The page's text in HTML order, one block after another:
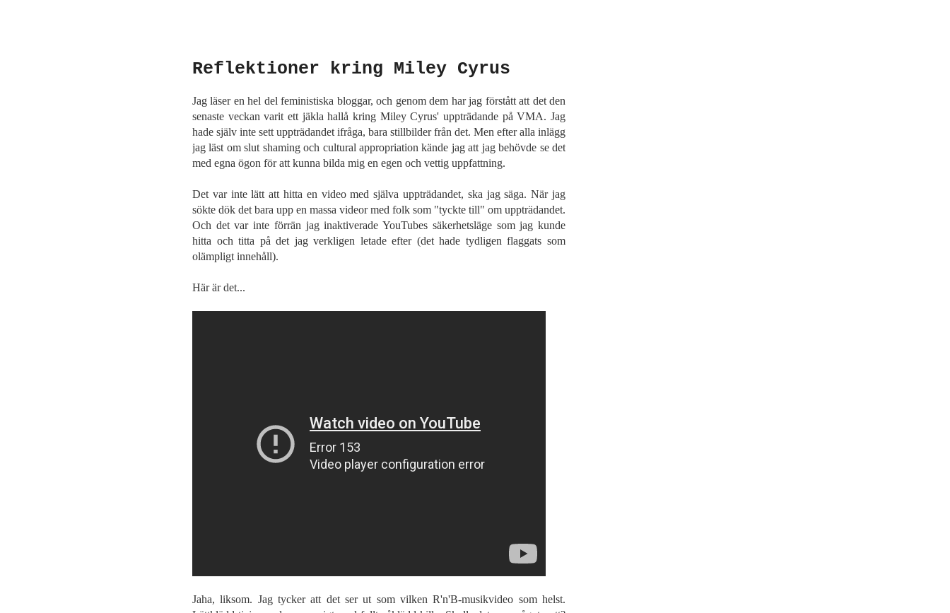
Reflektioner kring Miley Cyrus
Jag läser en hel del feministiska bloggar, och genom dem har jag förstått att det den
senaste veckan varit ett jäkla hallå kring Miley Cyrus' uppträdande på VMA. Jag
hade själv inte sett uppträdandet ifråga, bara stillbilder från det. Men efter alla inlägg
jag läst om slut shaming och cultural appropriation kände jag att jag behövde se det
med egna ögon för att kunna bilda mig en egen och vettig uppfattning.
Det var inte lätt att hitta en video med själva uppträdandet, ska jag säga. När jag
sökte dök det bara upp en massa videor med folk som "tyckte till" om uppträdandet.
Och det var inte förrän jag inaktiverade YouTubes säkerhetsläge som jag kunde
hitta och titta på det jag verkligen letade efter (det hade tydligen flaggats som
olämpligt innehåll).
Här är det...
Jaha, liksom. Jag tycker att det ser ut som vilken R'n'B-musikvideo som helst.